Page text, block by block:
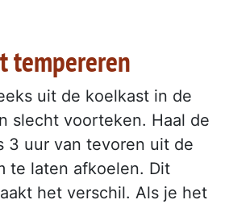
tempereren
uit de koelkast in de
slecht voorteken. Haal de
3 uur van tevoren uit de
te laten afkoelen. Dit
het verschil. Als je het